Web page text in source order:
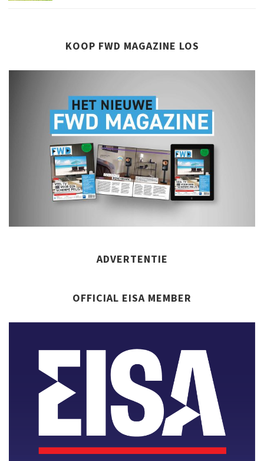
KOOP FWD MAGAZINE LOS
ADVERTENTIE
OFFICIAL EISA MEMBER